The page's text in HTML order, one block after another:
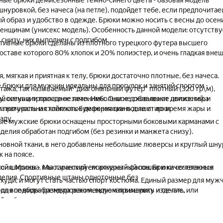
без начеса (на петле), подойдет тебе, если
образ и удобство в одежде. Брюки можно носить с весны до
(унисекс модель). Особенность данной модели:
них выполнен с подгибом.
брюки сделаны из плотного турецкого футера высшего
которого 80% хлопок и 20% полиэстер, и очень гладкая
мягкая и приятная к телу, брюки достаточно плотные, без начеса.
брюки для мужчин идеальны для прогулок и занятий спортом -
ситуации просто незаменимы. Они не сковывают движений, и
а натуральная хлопчатобумажная ткань дышит во время жары и
так называемый "диагональный футер" плотный (320 гр\м),
осень и прохладное лето. Небольшое добавление полиэстера
и стойкость к деформации после стирки.
мужские брюки оснащены просторными боковыми карманами с
обработан подгибом (без резинки и манжета снизу).
ткани, в него добавлены небольшие люверсы и круглый
на поясе.
ширины - классический спортивный фасон. Брюки сочетаются
и могут стать частью спорт костюма. Единый размер для
подбора размера рекомендуем примерить изделие, или
таблице размеров.
Москва. Мы гарантируем аккуратный пошив и качественные
Спортивные штаны однотонные без
все виды брендирования, включая вышивку и печать.